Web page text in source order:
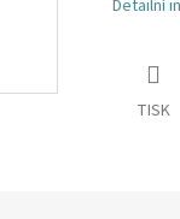
Detailní
TISK